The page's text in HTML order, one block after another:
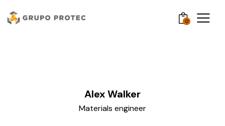
0
Alex Walker
Materials engineer